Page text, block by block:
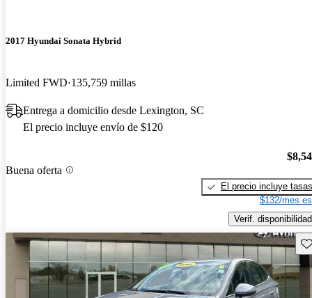
2017 Hyundai Sonata Hybrid
Limited FWD 135,759 millas
Entrega a domicilio desde Lexington, SC
El precio incluye envío de $120
Buena oferta
El precio incluye tasas
$132/mes
Verif. disponibilidad